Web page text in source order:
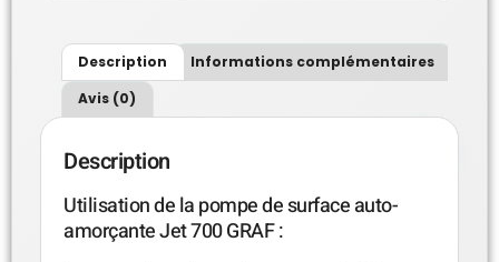
Description
Informations complémentaires
Avis (0)
Description
Utilisation de la pompe de surface auto-
amorçante Jet 700 GRAF :